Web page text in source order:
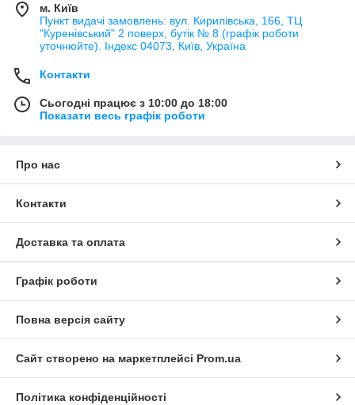
м. Київ
Пункт видачі замовлень: вул. Кирилівська, 166, ТЦ
"Куренівський" 2 поверх, бутік № 8 (графік роботи
уточнюйте). Індекс 04073, Київ, Україна
Контакти
Сьогодні працює з 10:00 до 18:00
Показати весь графік роботи
Про нас
Контакти
Доставка та оплата
Графік роботи
Повна версія сайту
Сайт створено на маркетплейсі Prom.ua
Політика конфіденційності